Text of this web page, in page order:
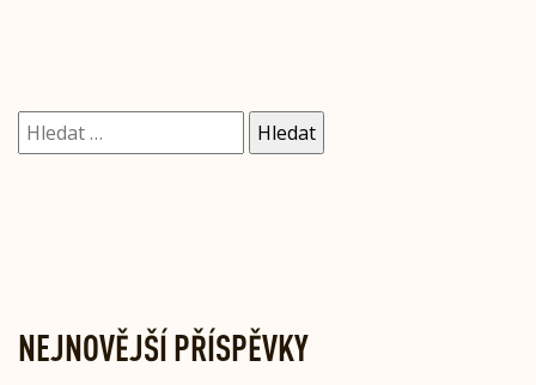
Vyhledávání
NEJNOVĚJŠÍ PŘÍSPĚVKY